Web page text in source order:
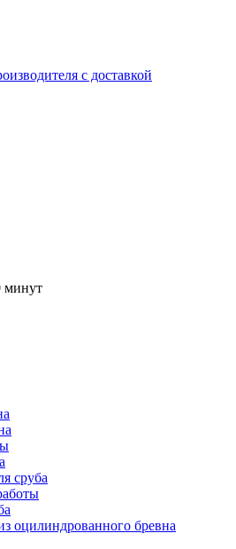
с доставкой
минут
сруба
оцилиндрованного бревна